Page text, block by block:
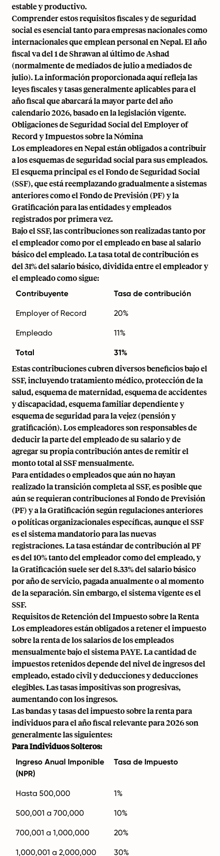
estable y productivo.
Comprender estos requisitos fiscales y de seguridad
social es esencial tanto para empresas nacionales como
internacionales que emplean personal en Nepal. El año
fiscal va del 1 de Shrawan al último de Ashad
(normalmente de mediados de julio a mediados de
julio). La información proporcionada aquí refleja las
leyes fiscales y tasas generalmente aplicables para el
año fiscal que abarcará la mayor parte del año
calendario 2026, basado en la legislación vigente.
Obligaciones de Seguridad Social del Employer of
Record y Impuestos sobre la Nómina
Los empleadores en Nepal están obligados a contribuir
a los esquemas de seguridad social para sus empleados.
El esquema principal es el Fondo de Seguridad Social
(SSF), que está reemplazando gradualmente a sistemas
anteriores como el Fondo de Previsión (PF) y la
Gratificación para las entidades y empleados
registrados por primera vez.
Bajo el SSF, las contribuciones son realizadas tanto por
el empleador como por el empleado en base al salario
básico del empleado. La tasa total de contribución es
del 31% del salario básico, dividida entre el empleador y
el empleado como sigue:
Contribuyente Tasa de contribución
Employer of Record 20%
Empleado 11%
Total 31%
Estas contribuciones cubren diversos beneficios bajo el
SSF, incluyendo tratamiento médico, protección de la
salud, esquema de maternidad, esquema de accidentes
y discapacidad, esquema familiar dependiente y
esquema de seguridad para la vejez (pensión y
gratificación). Los empleadores son responsables de
deducir la parte del empleado de su salario y de
agregar su propia contribución antes de remitir el
monto total al SSF mensualmente.
Para entidades o empleados que aún no hayan
realizado la transición completa al SSF, es posible que
aún se requieran contribuciones al Fondo de Previsión
(PF) y a la Gratificación según regulaciones anteriores
o políticas organizacionales específicas, aunque el SSF
es el sistema mandatorio para las nuevas
registraciones. La tasa estándar de contribución al PF
es del 10% tanto del empleador como del empleado, y
la Gratificación suele ser del 8.33% del salario básico
por año de servicio, pagada anualmente o al momento
de la separación. Sin embargo, el sistema vigente es el
SSF.
Requisitos de Retención del Impuesto sobre la Renta
Los empleadores están obligados a retener el impuesto
sobre la renta de los salarios de los empleados
mensualmente bajo el sistema PAYE. La cantidad de
impuestos retenidos depende del nivel de ingresos del
empleado, estado civil y deducciones y deducciones
elegibles. Las tasas impositivas son progresivas,
aumentando con los ingresos.
Las bandas y tasas del impuesto sobre la renta para
individuos para el año fiscal relevante para 2026 son
generalmente las siguientes:
Para Individuos Solteros:
Ingreso Anual Imponible
(NPR)
Tasa de Impuesto
Hasta 500,000 1%
500,001 a 700,000 10%
700,001 a 1,000,000 20%
1,000,001 a 2,000,000 30%